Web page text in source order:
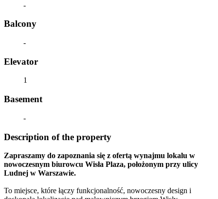
-
Balcony
-
Elevator
1
Basement
-
Description of the property
Zapraszamy do zapoznania się z ofertą wynajmu lokalu w
nowoczesnym biurowcu Wisła Plaza, położonym przy ulicy
Ludnej w Warszawie.
To miejsce, które łączy funkcjonalność, nowoczesny design i